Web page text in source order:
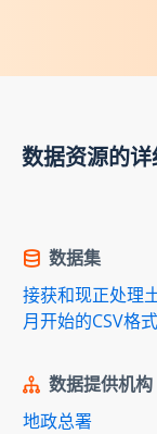
数据资源的
数据集
接获和现正处理
月开始的CSV格
数据提供机构
地政总署